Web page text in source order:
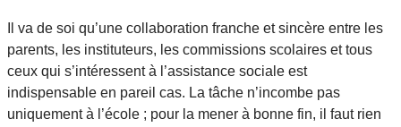
Il va de soi qu’une collaboration franche et sincère entre les
parents, les instituteurs, les commissions scolaires et tous
ceux qui s’intéressent à l’assistance sociale est
indispensable en pareil cas. La tâche n’incombe pas
uniquement à l’école ; pour la mener à bonne fin, il faut rien